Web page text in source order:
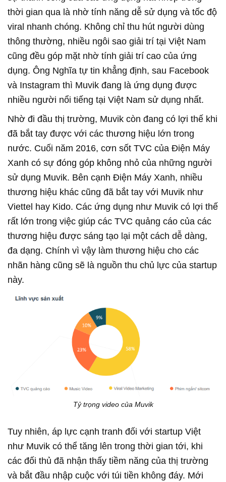
thời gian qua là nhờ tính năng dễ sử dụng và tốc độ
viral nhanh chóng. Không chỉ thu hút người dùng
thông thường, nhiều ngôi sao giải trí tại Việt Nam
cũng đều góp mặt nhờ tính giải trí cao của ứng
dụng. Ông Nghĩa tự tin khẳng định, sau Facebook
và Instagram thì Muvik đang là ứng dụng được
nhiều người nổi tiếng tại Việt Nam sử dụng nhất.
Nhờ đi đầu thị trường, Muvik còn đang có lợi thế khi
đã bắt tay được với các thương hiệu lớn trong
nước. Cuối năm 2016, cơn sốt TVC của Điện Máy
Xanh có sự đóng góp không nhỏ của những người
sử dụng Muvik. Bên cạnh Điện Máy Xanh, nhiều
thương hiệu khác cũng đã bắt tay với Muvik như
Viettel hay Kido. Các ứng dụng như Muvik có lợi thế
rất lớn trong việc giúp các TVC quảng cáo của các
thương hiệu được sáng tạo lại một cách dễ dàng,
đa dạng. Chính vì vậy làm thương hiệu cho các
nhãn hàng cũng sẽ là nguồn thu chủ lực của startup
này.
Tỷ trọng video của Muvik
Tuy nhiên, áp lực cạnh tranh đối với startup Việt
như Muvik có thể tăng lên trong thời gian tới, khi
các đối thủ đã nhận thấy tiềm năng của thị trường
và bắt đầu nhập cuộc với túi tiền không đáy. Mới